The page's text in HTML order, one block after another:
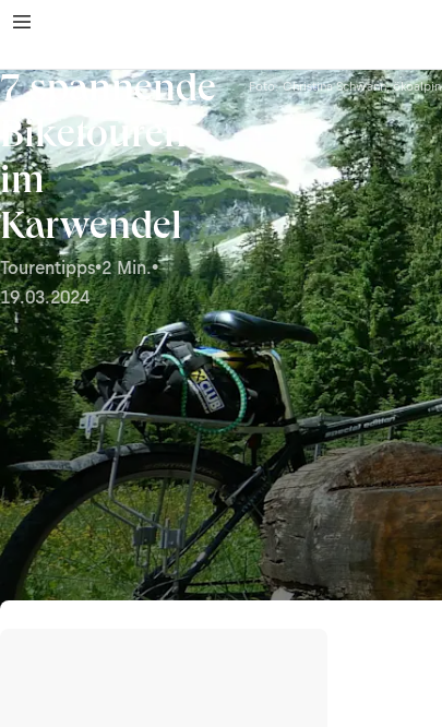
7 spannende
Biketouren
im
Karwendel
Tourentipps•2 Min.•
19.03.2024
Foto: Christina Schwann, ökoalpin